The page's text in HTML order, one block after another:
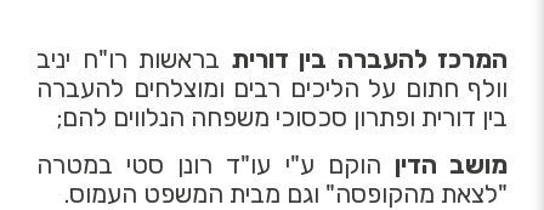
המרכז להעברה בין דורית בראשות רו"ח יניב
וולף חתום על הליכים רבים ומוצלחים להעברה
בין דורית ופתרון סכסוכי משפחה הנלווים להם;
מושב הדין הוקם ע"י עו"ד רונן סטי במטרה
"לצאת מהקופסה" וגם מבית המשפט העמוס.